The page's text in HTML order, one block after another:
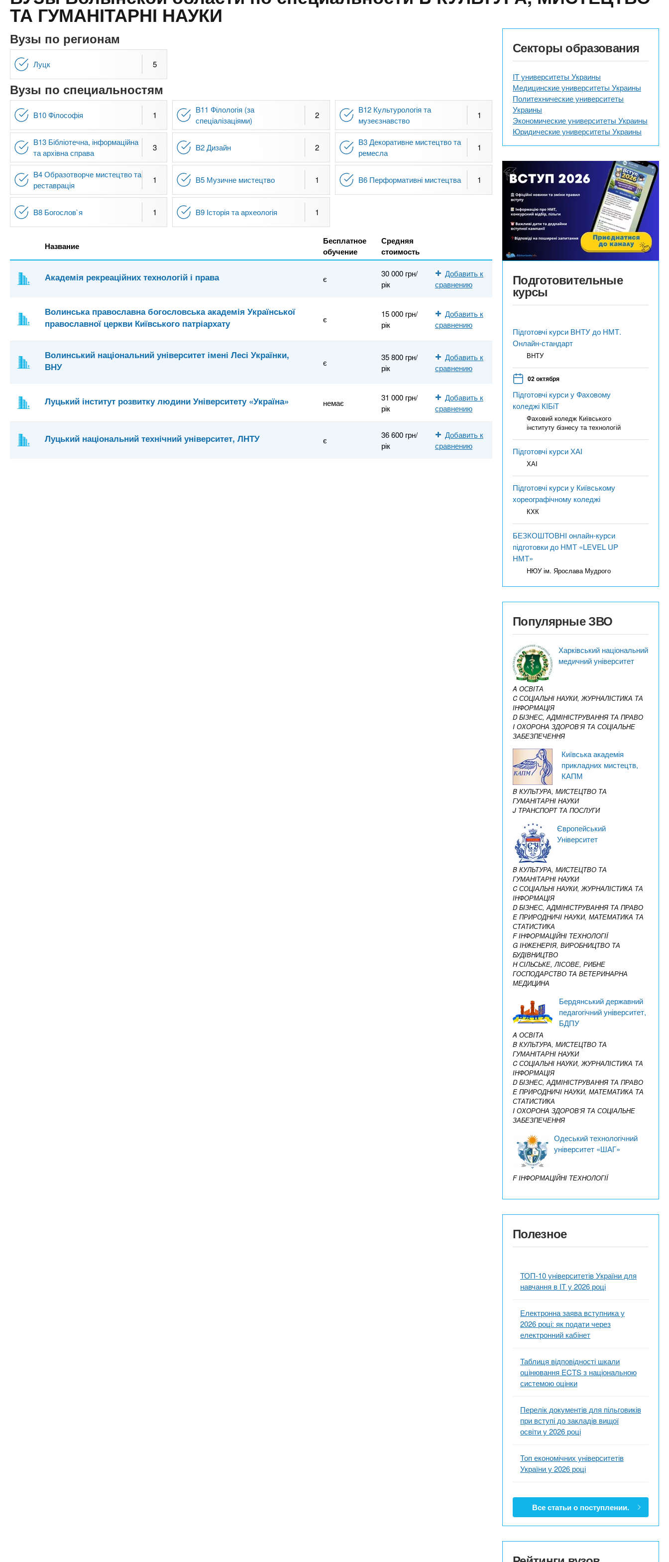
n
t
s
.
i
n
f
o
х
з
а
в
е
д
е
н
и
й
ТА ГУМАНІТАРНІ НАУКИ
Вузы по регионам
Луцк 5
Вузы по специальностям
B10 Філософія 1
B11 Філологія (за
спеціалізаціями)
2
B12 Культурологія та
музеєзнавство
1
B13 Бібліотечна, інформаційна
та архівна справа
3 B2 Дизайн 2
B3 Декоративне мистецтво та
ремесла
1
B4 Образотворче мистецтво та
реставрація
1 B5 Музичне мистецтво 1 B6 Перформативні мистецтва 1
B8 Богослов`я 1 B9 Історія та археологія 1
Название
Бесплатное
обучение
Средняя
стоимость
Академія рекреаційних технологій і права є
30 000 грн/
рік
Добавить к
сравнению
Волинська православна богословська академія Української
православної церкви Київського патріархату
є
15 000 грн/
рік
Добавить к
сравнению
Волинський національний університет імені Лесі Українки,
ВНУ
є
35 800 грн/
рік
Добавить к
сравнению
Луцький інститут розвитку людини Університету «Україна» немає
31 000 грн/
рік
Добавить к
сравнению
Луцький національний технічний університет, ЛНТУ є
36 600 грн/
рік
Добавить к
сравнению
Секторы образования
IT университеты Украины
Медицинские университеты Украины
Политехнические университеты
Украины
Экономические университеты Украины
Юридические университеты Украины
Подготовительные
курсы
Підготовчі курси ВНТУ до НМТ.
Онлайн-стандарт
ВНТУ
02 октября
Підготовчі курси у Фаховому
коледжі КІБіТ
Фаховий коледж Київського
інституту бізнесу та технологій
Підготовчі курси ХАІ
ХАІ
Підготовчі курси у Київському
хореографічному коледжі
КХК
БЕЗКОШТОВНІ онлайн-курси
підготовки до НМТ «LEVEL UP
НМТ»
НЮУ ім. Ярослава Мудрого
Популярные ЗВО
Харківський національний
медичний університет
A ОСВІТА
C СОЦІАЛЬНІ НАУКИ, ЖУРНАЛІСТИКА ТА
ІНФОРМАЦІЯ
D БІЗНЕС, АДМІНІСТРУВАННЯ ТА ПРАВО
I ОХОРОНА ЗДОРОВ’Я ТА СОЦІАЛЬНЕ
ЗАБЕЗПЕЧЕННЯ
Київська академія
прикладних мистецтв,
КАПМ
B КУЛЬТУРА, МИСТЕЦТВО ТА
ГУМАНІТАРНІ НАУКИ
J ТРАНСПОРТ ТА ПОСЛУГИ
Європейський
Університет
B КУЛЬТУРА, МИСТЕЦТВО ТА
ГУМАНІТАРНІ НАУКИ
C СОЦІАЛЬНІ НАУКИ, ЖУРНАЛІСТИКА ТА
ІНФОРМАЦІЯ
D БІЗНЕС, АДМІНІСТРУВАННЯ ТА ПРАВО
E ПРИРОДНИЧІ НАУКИ, МАТЕМАТИКА ТА
СТАТИСТИКА
F ІНФОРМАЦІЙНІ ТЕХНОЛОГІЇ
G ІНЖЕНЕРІЯ, ВИРОБНИЦТВО ТА
БУДІВНИЦТВО
H СІЛЬСЬКЕ, ЛІСОВЕ, РИБНЕ
ГОСПОДАРСТВО ТА ВЕТЕРИНАРНА
МЕДИЦИНА
Бердянський державний
педагогічний університет,
БДПУ
A ОСВІТА
B КУЛЬТУРА, МИСТЕЦТВО ТА
ГУМАНІТАРНІ НАУКИ
C СОЦІАЛЬНІ НАУКИ, ЖУРНАЛІСТИКА ТА
ІНФОРМАЦІЯ
D БІЗНЕС, АДМІНІСТРУВАННЯ ТА ПРАВО
E ПРИРОДНИЧІ НАУКИ, МАТЕМАТИКА ТА
СТАТИСТИКА
I ОХОРОНА ЗДОРОВ’Я ТА СОЦІАЛЬНЕ
ЗАБЕЗПЕЧЕННЯ
Одеський технологічний
університет «ШАГ»
F ІНФОРМАЦІЙНІ ТЕХНОЛОГІЇ
Полезное
ТОП-10 університетів України для
навчання в ІТ у 2026 році
Електронна заява вступника у
2026 році: як подати через
електронний кабінет
Таблиця відповідності шкали
оцінювання ECTS з національною
системою оцінки
Перелік документів для пільговиків
при вступі до закладів вищої
освіти у 2026 році
Топ економічних університетів
України у 2026 році
Все статьи о поступлении.